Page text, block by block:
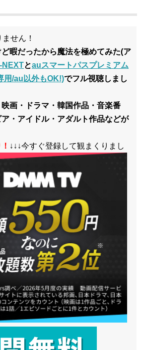
せん！
暇だったから魔法を極めてみた(ア
NEXTとauスマートパスプレミアム
用/au以外もOK!)でフル視聴しまし
画・ドラマ・韓国作品・音楽番
・アイドル・アダルト作品などが
↓↓↓今すぐ登録して観まくりまし